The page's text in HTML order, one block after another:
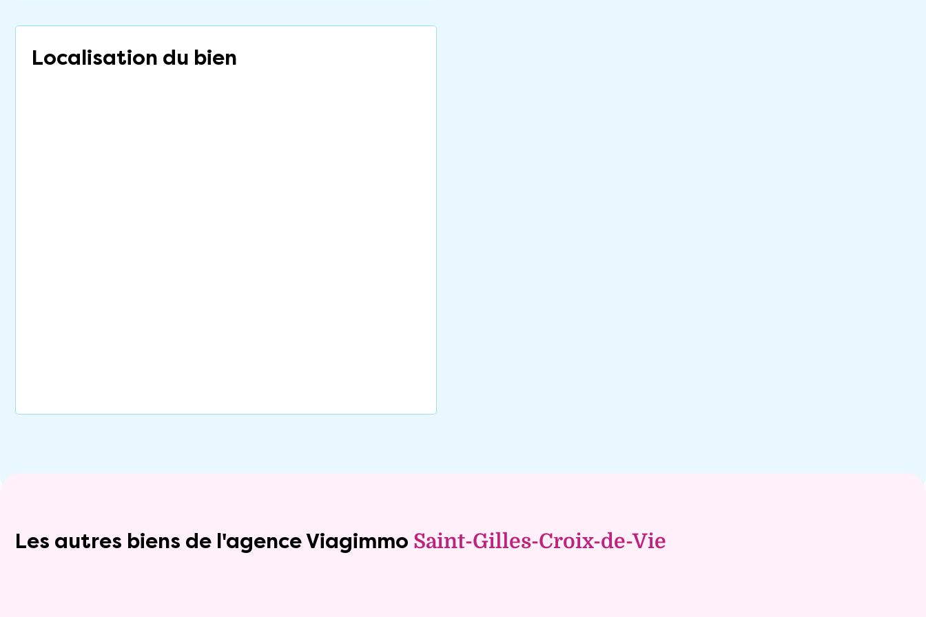
Localisation du bien
Les autres biens de l'agence Viagimmo Saint-Gilles-Croix-de-Vie